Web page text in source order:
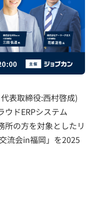
表取締役:西村啓成)
ウドERPシステム
所の方を対象としたリ
流会in福岡」を2025